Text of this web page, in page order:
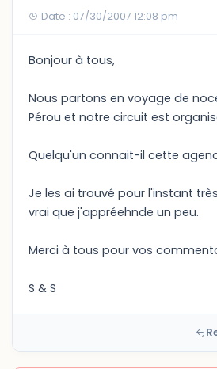
Date : 07/30/2007 12:08 pm
Bonjour à tous,
Nous partons en voyage de
Pérou et notre circuit est
Quelqu'un connait-il cette
Je les ai trouvé pour l'instant
vrai que j'appréehnde un peu.
Merci à tous pour vos
S & S